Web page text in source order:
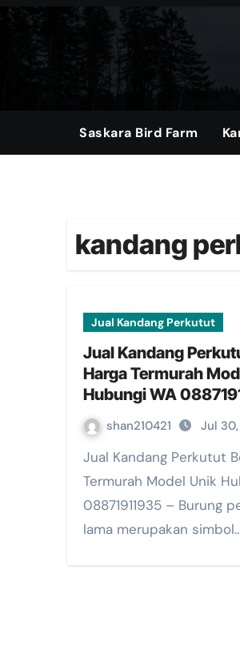
Skip
content
Saskara Bird Farm
kandang
Jual Kandang Perkutut
Jual Kandang
Harga Termurah
Hubungi WA
shan210421 Jul
Jual Kandang Perkutut Bekasi, Harga
Termurah Model Unik
08871911935 – Burung
lama merupakan